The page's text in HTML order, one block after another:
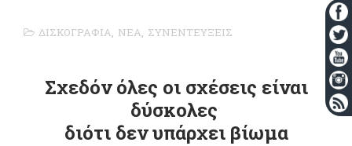
ΔΙΣΚΟΓΡΑΦΙΑ, ΝΕΑ, ΣΥΝΕΝΤΕΥΞΕΙΣ
Σχεδόν όλες οι σχέσεις είναι
δύσκολες
διότι δεν υπάρχει βίωμα